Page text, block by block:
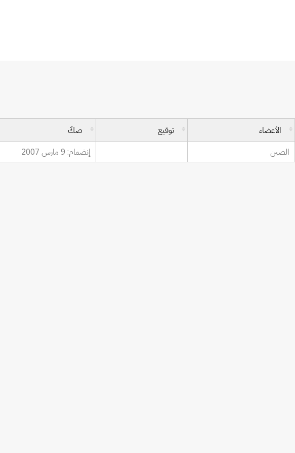
الأعضاء توقيع صكّ
الصين
إنضمام: 9 مارس 2007